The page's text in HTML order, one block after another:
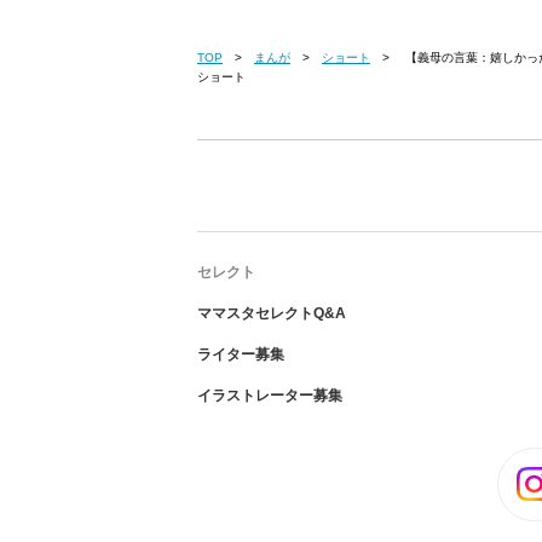
TOP まんが ショート
ショート
セレクト
ママスタセレクトQ&A
ライター募集
イラストレーター募集